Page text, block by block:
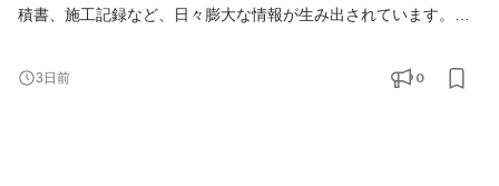
積書、施工記録など、日々膨大な情報が生み出されています。し
続けています。 私たちはAIを活用することで、人が行うべき仕事
とAIが担うべき仕事を再定義し、建設業界における「人とAIの協
3日前 0